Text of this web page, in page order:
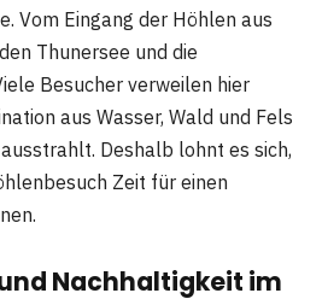
Vom Eingang der Höhlen aus
Thunersee und die
Besucher verweilen hier
aus Wasser, Wald und Fels
Deshalb lohnt es sich,
Zeit für einen
Nachhaltigkeit im